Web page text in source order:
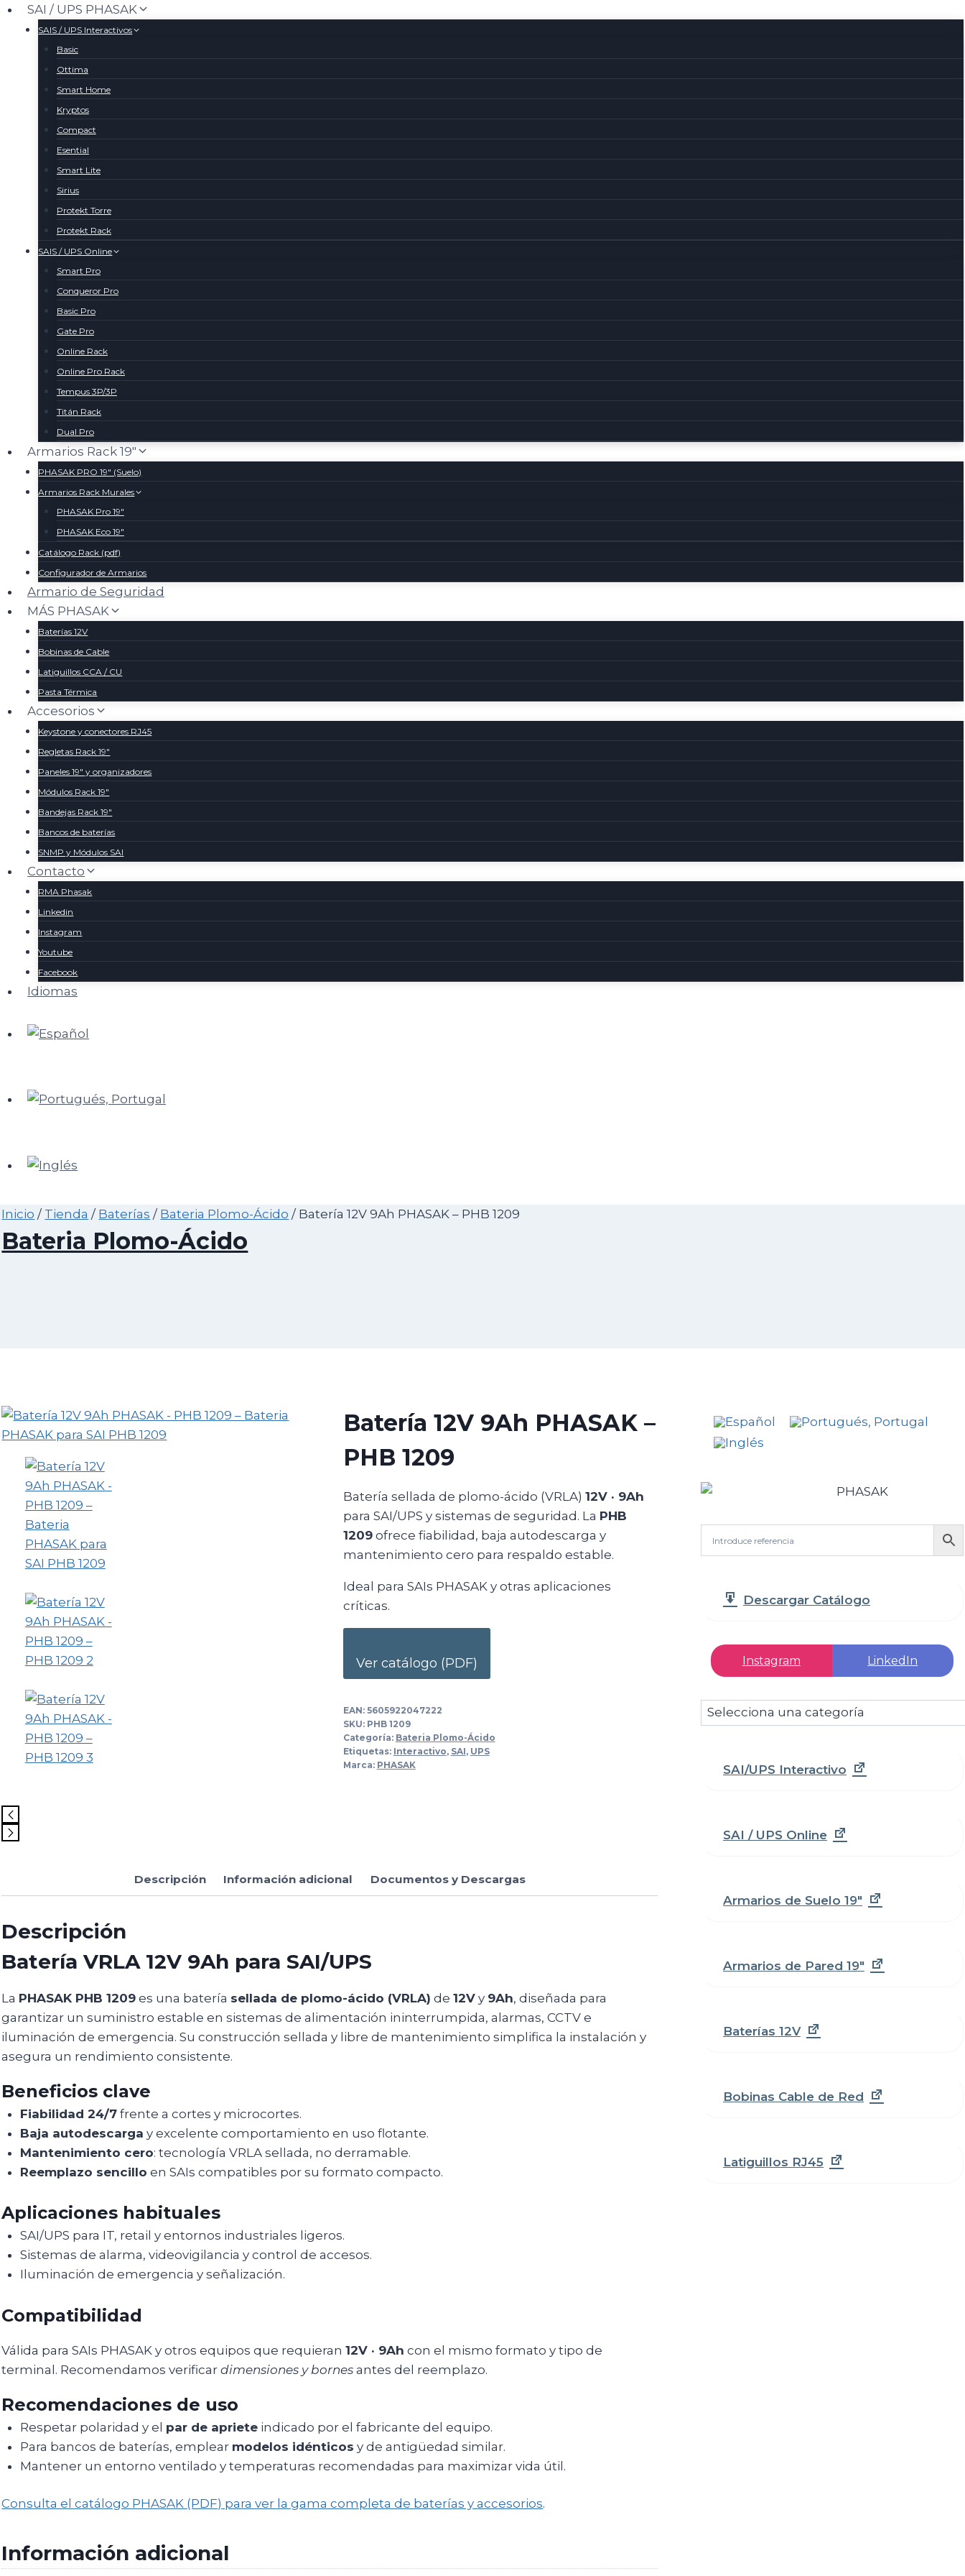
Saltar
contenido
SAI / UPS PHASAK
SAIS / UPS Interactivos
Basic
Ottima
Smart Home
Kryptos
Compact
Esential
Smart Lite
Sirius
Protekt Torre
Protekt Rack
SAIS / UPS Online
Smart Pro
Conqueror Pro
Basic Pro
Gate Pro
Online Rack
Online Pro Rack
Tempus 3P/3P
Titán Rack
Dual Pro
Armarios Rack 19″
PHASAK PRO 19″ (Suelo)
Armarios Rack Murales
PHASAK Pro 19″
PHASAK Eco 19″
Catálogo Rack (pdf)
Configurador de Armarios
Armario de Seguridad
MÁS PHASAK
Baterías 12V
Bobinas de Cable
Latiguillos CCA / CU
Pasta Térmica
Accesorios
Keystone y conectores RJ45
Regletas Rack 19″
Paneles 19″ y organizadores
Módulos Rack 19″
Bandejas Rack 19″
Bancos de baterías
SNMP y Módulos SAI
Contacto
RMA Phasak
Linkedin
Instagram
Youtube
Facebook
Idiomas
Inicio / Tienda / Baterías / Bateria Plomo-Ácido / Batería 12V 9Ah PHASAK – PHB 1209
Bateria Plomo-Ácido
Batería 12V 9Ah PHASAK –
PHB 1209
Batería sellada de plomo-ácido (VRLA) 12V · 9Ah
para SAI/UPS y sistemas de seguridad. La PHB
1209ofrece fiabilidad, baja autodescarga y
mantenimiento cero para respaldo estable.
Ideal para SAIs PHASAK y otras aplicaciones
críticas.
Ver catálogo (PDF)
EAN: 5605922047222
SKU: PHB 1209
Categoría: Bateria Plomo-Ácido
Etiquetas: Interactivo, SAI, UPS
Marca: PHASAK
Descripción Información adicional Documentos y Descargas
Descripción
Batería VRLA 12V 9Ah para SAI/UPS
La PHASAK PHB 1209 es una batería sellada de plomo-ácido (VRLA) de12V y 9Ah, diseñada para
garantizar un suministro estable en sistemas de alimentación ininterrumpida, alarmas, CCTV e
iluminación de emergencia. Su construcción sellada y libre de mantenimiento simplifica la instalación y
asegura un rendimiento consistente.
Beneficios clave
Fiabilidad 24/7frente a cortes y microcortes.
Baja autodescarga y excelente comportamiento en uso flotante.
Mantenimiento cero: tecnología VRLA sellada, no derramable.
Reemplazo sencillo en SAIs compatibles por su formato compacto.
Aplicaciones habituales
SAI/UPS para IT, retail y entornos industriales ligeros.
Sistemas de alarma, videovigilancia y control de accesos.
Iluminación de emergencia y señalización.
Compatibilidad
Válida para SAIs PHASAK y otros equipos que requieran12V · 9Ah con el mismo formato y tipo de
terminal. Recomendamos verificardimensiones y bornes antes del reemplazo.
Recomendaciones de uso
Respetar polaridad y el par de aprieteindicado por el fabricante del equipo.
Para bancos de baterías, emplear modelos idénticos y de antigüedad similar.
Mantener un entorno ventilado y temperaturas recomendadas para maximizar vida útil.
Consulta el catálogo PHASAK (PDF) para ver la gama completa de baterías y accesorios.
Información adicional
Descargar Catálogo
Instagram LinkedIn
Selecciona
una
SAI/UPS Interactivo
SAI / UPS Online
Armarios de Suelo 19"
Armarios de Pared 19"
Baterías 12V
Bobinas Cable de Red
Latiguillos RJ45